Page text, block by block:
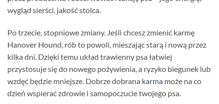
wygląd sierści, jakość stolca.
Po trzecie, stopniowe zmiany. Jeśli chcesz zmienić karmę
Hanover Hound, rób to powoli, mieszając starą i nową przez
kilka dni. Dzięki temu układ trawienny psa łatwiej
przystosuje się do nowego pożywienia, a ryzyko biegunek lub
wzdęć będzie mniejsze. Dobrze dobrana karma może na co
dzień wspierać zdrowie i samopoczucie twojego psa.